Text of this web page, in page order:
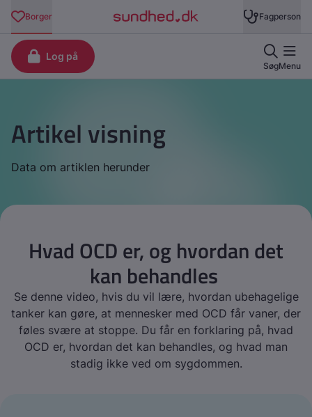
Artikel visning
Data om artiklen herunder
Hvad OCD er, og hvordan det
kan behandles
Se denne video, hvis du vil lære, hvordan ubehagelige
tanker kan gøre, at mennesker med OCD får vaner, der
føles svære at stoppe. Du får en forklaring på, hvad
OCD er, hvordan det kan behandles, og hvad man
stadig ikke ved om sygdommen.